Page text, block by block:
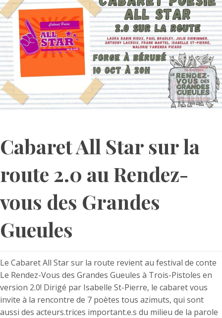
Cabaret All Star sur la
route 2.0 au Rendez-
vous des Grandes
Gueules
Le Cabaret All Star sur la route revient au festival de conte
Le Rendez-Vous des Grandes Gueules à Trois-Pistoles en
version 2.0! Dirigé par Isabelle St-Pierre, le cabaret vous
invite à la rencontre de 7 poètes tous azimuts, qui sont
aussi des acteurs.trices important.e.s du milieu de la parole